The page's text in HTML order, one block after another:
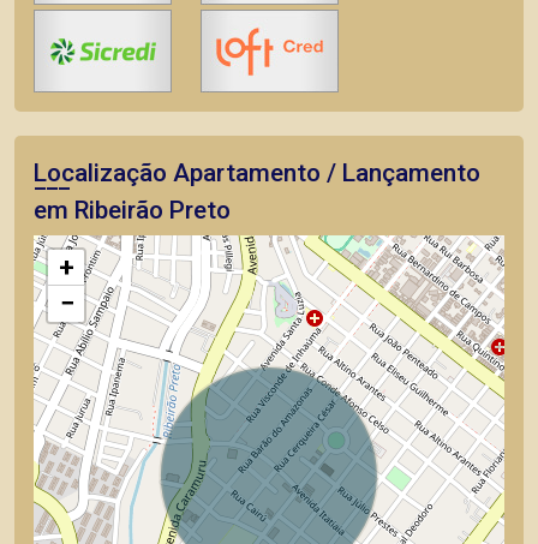
Localização Apartamento / Lançamento
em Ribeirão Preto
+
−